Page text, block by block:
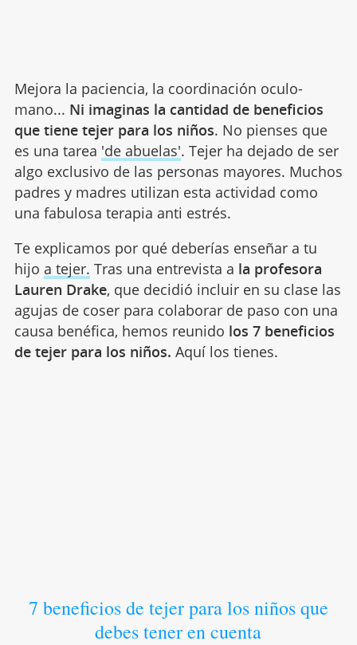
Mejora la paciencia, la coordinación oculo-
mano... Ni imaginas la cantidad de beneficios
que tiene tejer para los niños. No pienses que
es una tarea 'de abuelas'. Tejer ha dejado de ser
algo exclusivo de las personas mayores. Muchos
padres y madres utilizan esta actividad como
una fabulosa terapia anti estrés.
Te explicamos por qué deberías enseñar a tu
hijo a tejer. Tras una entrevista a la profesora
Lauren Drake, que decidió incluir en su clase las
agujas de coser para colaborar de paso con una
causa benéfica, hemos reunido los 7 beneficios
de tejer para los niños. Aquí los tienes.
7 beneficios de tejer para los niños que
debes tener en cuenta